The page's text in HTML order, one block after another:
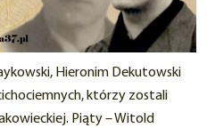
Hieronim Dekutowski
którzy zostali
Piąty – Witold